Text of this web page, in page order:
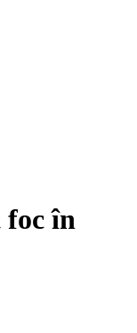
foc în